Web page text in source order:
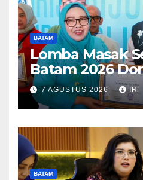
BATAM
Lomba Masak
Batam 2026
Makan Ikan
7 AGUSTUS 2026 IR
BATAM